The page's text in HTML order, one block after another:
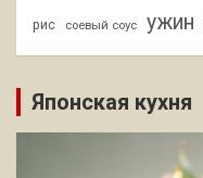
рис соевый соус ужин
Японская кухня